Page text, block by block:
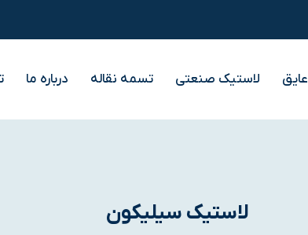
عایق لاستیک صنعتی تسمه نقاله درباره ما
لاستیک سیلیکون